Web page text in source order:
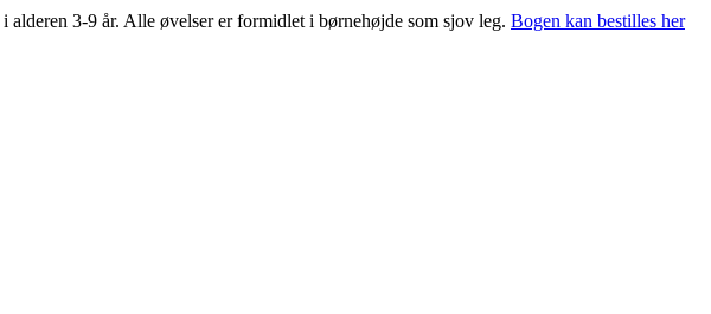
3-9 år. Alle øvelser er formidlet i børnehøjde som sjov leg. Bogen kan bestilles her